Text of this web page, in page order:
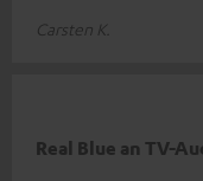
Carsten K.
Real Blue an TV-